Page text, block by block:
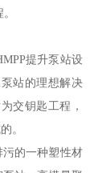
提升泵站设
站的理想解决
交钥匙工程，
。
的一种塑性材